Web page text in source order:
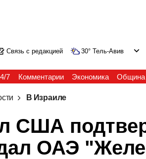
Связь с редакцией 30° Тель-Авив
7 Комментарии Экономика Община
В Израиле
США
ОАЭ